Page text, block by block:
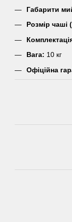
Габарити
Розмір
Вага: 10 кг
Офіційна